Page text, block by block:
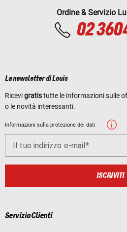
Ordine & Servizio
02
La newsletter di Louis
Ricevigratistutte le informazioni sulle
o le novità interessanti.
Informazioni sulla protezione dei dati
Il tuo indirizzo e-mail
ISCRIVITI
Servizio Clienti